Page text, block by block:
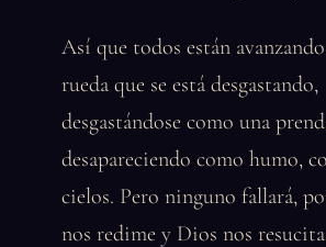
Así que todos están avanzando
rueda que se está desgastando,
desgastándose como una
desapareciendo como humo,
cielos. Pero ninguno fallará,
nos redime y Dios nos